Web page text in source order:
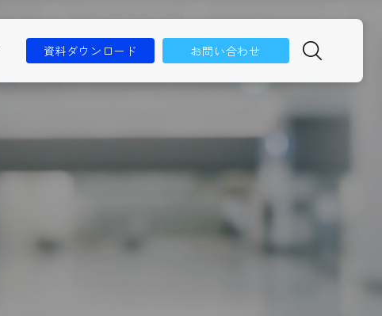
資料ダウンロード お問い合わせ